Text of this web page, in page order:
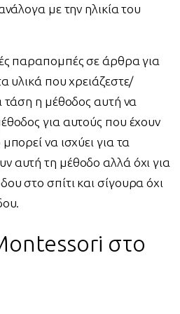
με την ηλικία του
παραπομπές σε άρθρα για
υλικά που χρειάζεστε/
τάση η μέθοδος αυτή να
για αυτούς που έχουν
να ισχύει για τα
αυτή τη μέθοδο αλλά όχι για
στο σπίτι και σίγουρα όχι
στο